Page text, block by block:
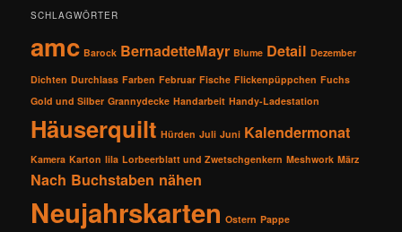
SCHLAGWÖRTER
amc Barock BernadetteMayr Blume Detail Dezember
Dichten Durchlass Farben Februar Fische Flickenpüppchen Fuchs
Gold und Silber Grannydecke Handarbeit Handy-Ladestation
Häuserquilt Hürden Juli Juni Kalendermonat
Kamera Karton lila Lorbeerblatt und Zwetschgenkern Meshwork März
Nach Buchstaben nähen
Neujahrskarten Ostern Pappe